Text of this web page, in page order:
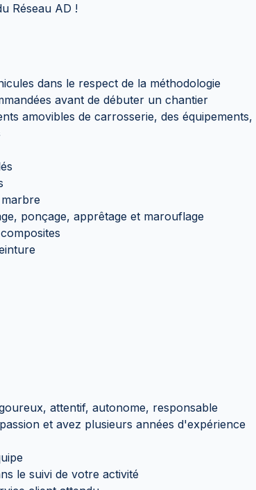
Réseau AD !
dans le respect de la méthodologie
avant de débuter un chantier
amovibles de carrosserie, des équipements,
ponçage, apprêtage et marouflage
attentif, autonome, responsable
et avez plusieurs années d'expérience
le suivi de votre activité